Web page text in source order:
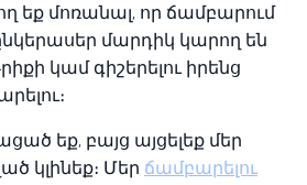
եք մոռանալ, որ ճամբարում
մարդիկ կարող են
կամ գիշերելու իրենց
եք, բայց այցելեք մեր
կլինեք։ Մեր ճամբարելու